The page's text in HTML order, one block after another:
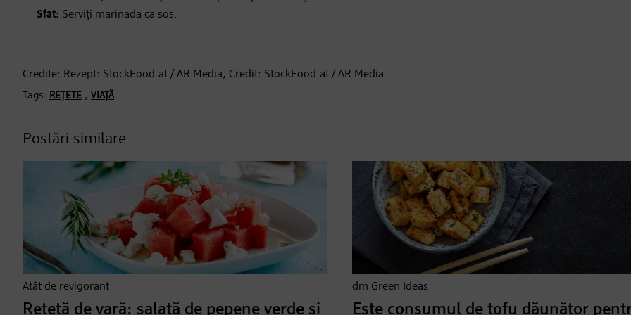
Sfat: Serviți marinada ca sos.
Credite: Rezept: StockFood.at / AR Media, Credit: StockFood.at / AR Media
Tags: REȚETE , VIAȚĂ
Postări similare
Atât de revigorant
Rețetă de vară: salată de pepene verde și
dm Green Ideas
Este consumul de tofu dăunător